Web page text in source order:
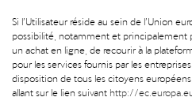
Si l’Utilisateur réside au sein de l’Union
possibilité, notamment et principalement
un achat en ligne, de recourir à la
pour les services fournis par les
disposition de tous les citoyens
allant sur le lien suivant http://